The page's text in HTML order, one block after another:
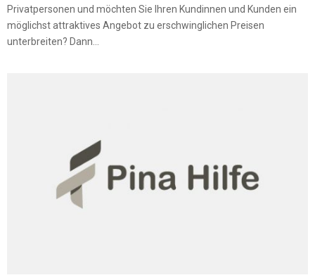
Privatpersonen und möchten Sie Ihren Kundinnen und Kunden ein
möglichst attraktives Angebot zu erschwinglichen Preisen
unterbreiten? Dann...